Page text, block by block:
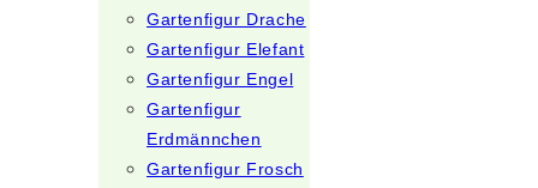
Gartenfigur Drache
Gartenfigur Elefant
Gartenfigur Engel
Gartenfigur
Erdmännchen
Gartenfigur Frosch